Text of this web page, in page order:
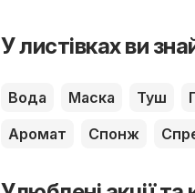
У листівках ви
Вода Маска Туш
Аромат
Спонж